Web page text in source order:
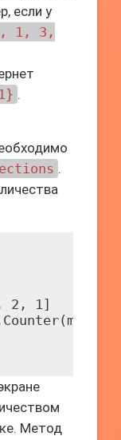
если у
1, 3,
.
.
2, 1]
Метод